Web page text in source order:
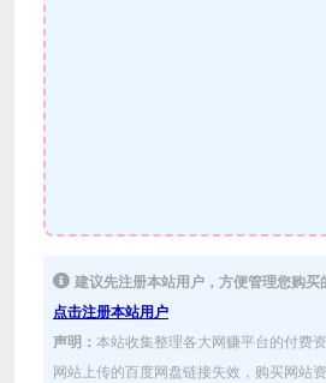
建议先注册本站用户，方便管理您购买
点击注册本站用户
声明： 本站收集整理各大网赚平台的付费
网站上传的百度网盘链接失效，购买网站